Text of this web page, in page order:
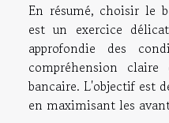
En résumé, choisir le
est un exercice
approfondie des
compréhension claire
bancaire. L'objectif est
en maximisant les